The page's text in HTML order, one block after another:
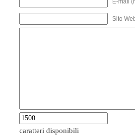
E-mail
Sito
caratteri disponibili